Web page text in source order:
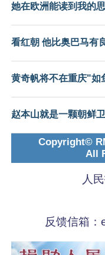
她在欧洲能读到我的
看红朝 他比奥巴马有
黄奇帆将不在重庆"如
赵本山就是一颗朝鲜
Copyright©
All
人
反馈信箱：